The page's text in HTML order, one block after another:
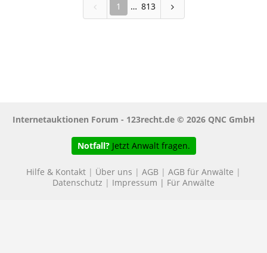
1 813
Internetauktionen Forum - 123recht.de © 2026 QNC GmbH
Notfall? Jetzt Anwalt fragen.
Hilfe & Kontakt | Über uns | AGB | AGB für Anwälte |
Datenschutz | Impressum | Für Anwälte